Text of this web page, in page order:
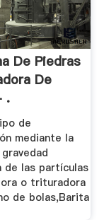
De Piedras
De
.
de
mediante la
de las partículas
o trituradora
de bolas,Barita